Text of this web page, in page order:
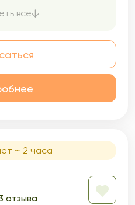
вхождения в новую
перинатальные
все
~ 2 часа
отзыва